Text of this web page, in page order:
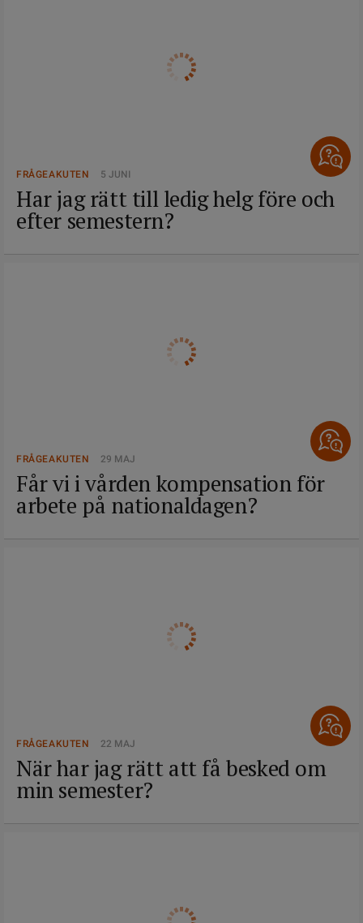
FRÅGEAKUTEN 5 JUNI
Har jag rätt till ledig helg före och
efter semestern?
FRÅGEAKUTEN 29 MAJ
Får vi i vården kompensation för
arbete på nationaldagen?
FRÅGEAKUTEN 22 MAJ
När har jag rätt att få besked om
min semester?